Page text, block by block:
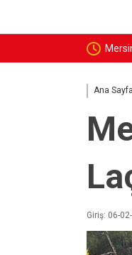
Ana Sayfa
Giriş: 06-